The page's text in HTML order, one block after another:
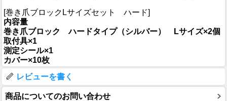
[巻き爪ブロックLサイズセット ハード]
内容量
巻き爪ブロック ハードタイプ（シルバー） Lサイズ×2個
取付具×1
測定シール×1
カバー×10枚
レビューを書く
商品についてのお問い合わせ